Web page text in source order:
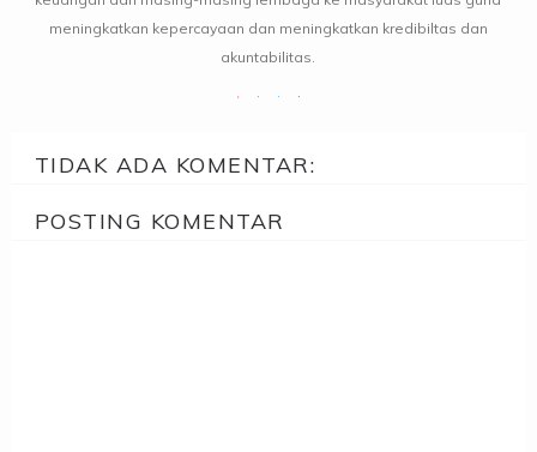
meningkatkan kepercayaan dan meningkatkan kredibiltas dan
akuntabilitas.
TIDAK ADA KOMENTAR:
POSTING KOMENTAR